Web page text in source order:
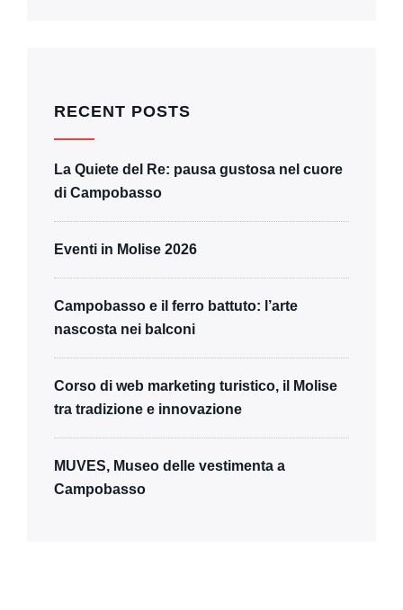
RECENT POSTS
La Quiete del Re: pausa gustosa nel cuore
di Campobasso
Eventi in Molise 2026
Campobasso e il ferro battuto: l’arte
nascosta nei balconi
Corso di web marketing turistico, il Molise
tra tradizione e innovazione
MUVES, Museo delle vestimenta a
Campobasso